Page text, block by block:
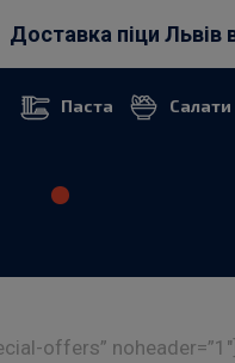
Доставка піци Львів
Паста Салати
offers” noheader=”1″]